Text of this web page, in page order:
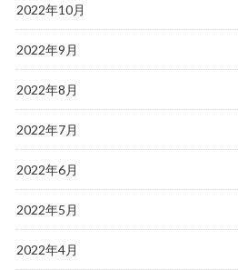
2022年10月
2022年9月
2022年8月
2022年7月
2022年6月
2022年5月
2022年4月